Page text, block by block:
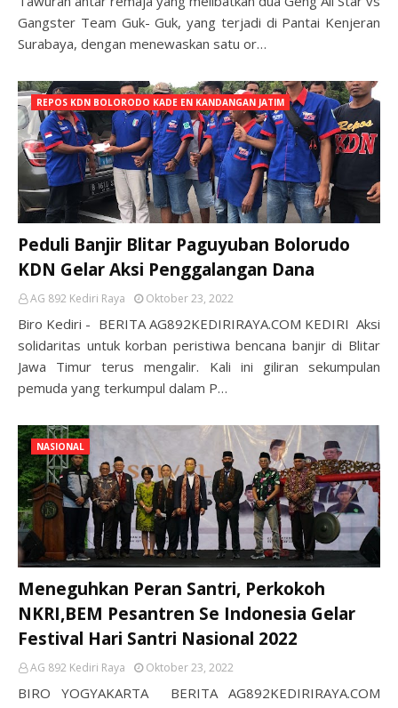
Gangster Team Guk- Guk, yang terjadi di Pantai Kenjeran
Surabaya, dengan menewaskan satu or…
REPOS KDN BOLORODO KADE EN KANDANGAN JATIM
Peduli Banjir Blitar Paguyuban Bolorudo
KDN Gelar Aksi Penggalangan Dana
AG 892 Kediri Raya Oktober 23, 2022
Biro Kediri - BERITA AG892KEDIRIRAYA.COM KEDIRI Aksi
solidaritas untuk korban peristiwa bencana banjir di Blitar
Jawa Timur terus mengalir. Kali ini giliran sekumpulan
pemuda yang terkumpul dalam P…
NASIONAL
Meneguhkan Peran Santri, Perkokoh
NKRI,BEM Pesantren Se Indonesia Gelar
Festival Hari Santri Nasional 2022
AG 892 Kediri Raya Oktober 23, 2022
BIRO YOGYAKARTA BERITA AG892KEDIRIRAYA.COM